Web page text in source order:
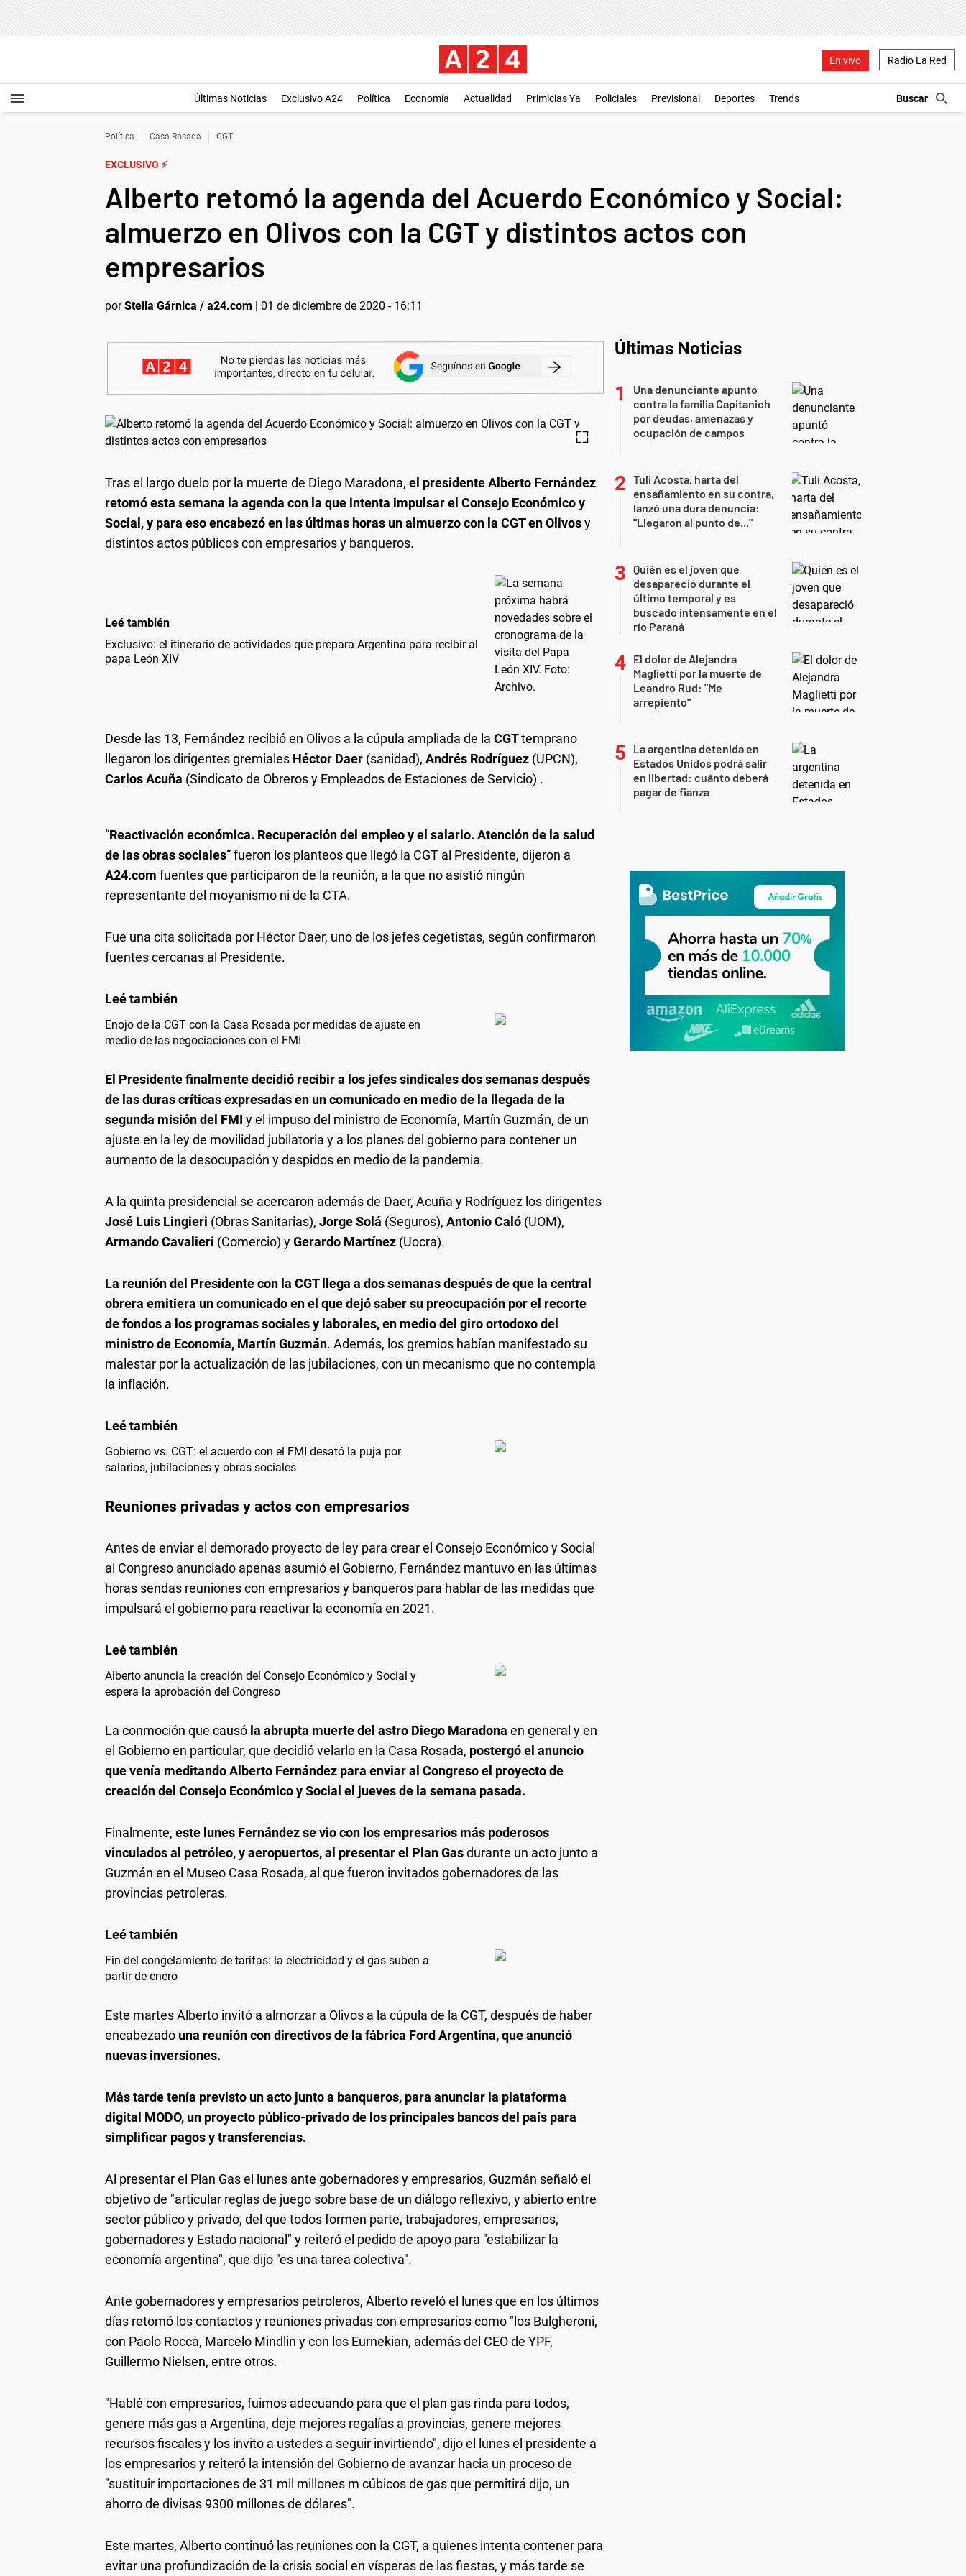
En vivo Radio La Red
Últimas Noticias Exclusivo A24 Política Economía Actualidad Primicias Ya Policiales Previsional Deportes Trends
Política Casa Rosada CGT
EXCLUSIVO ⚡
Alberto retomó la agenda del Acuerdo Económico y Social:
almuerzo en Olivos con la CGT y distintos actos con
empresarios
porStella Gárnica / a24.com | 01 de diciembre de 2020 - 16:11
Tras el largo duelo por la muerte de Diego Maradona, el presidente Alberto Fernández
retomó esta semana la agenda con la que intenta impulsar el Consejo Económico y
Social, y para eso encabezó en las últimas horas un almuerzo con la CGT en Olivosy
distintos actos públicos con empresarios y banqueros.
Leé también
Exclusivo: el itinerario de actividades que prepara Argentina para recibir al
papa León XIV
Desde las 13, Fernández recibió en Olivos a la cúpula ampliada de la CGTtemprano
llegaron los dirigentes gremiales Héctor Daer (sanidad), Andrés Rodríguez (UPCN),
Carlos Acuña (Sindicato de Obreros y Empleados de Estaciones de Servicio) .
“Reactivación económica. Recuperación del empleo y el salario. Atención de la salud
de las obras sociales” fueron los planteos que llegó la CGT al Presidente, dijeron a
A24.com fuentes que participaron de la reunión, a la que no asistió ningún
representante del moyanismo ni de la CTA.
Fue una cita solicitada por Héctor Daer, uno de los jefes cegetistas, según confirmaron
fuentes cercanas al Presidente.
Enojo de la CGT con la Casa Rosada por medidas de ajuste en
medio de las negociaciones con el FMI
El Presidente finalmente decidió recibir a los jefes sindicales dos semanas después
de las duras críticas expresadas en un comunicado en medio de la llegada de la
segunda misión del FMI y el impuso del ministro de Economía, Martín Guzmán, de un
ajuste en la ley de movilidad jubilatoria y a los planes del gobierno para contener un
aumento de la desocupación y despidos en medio de la pandemia.
A la quinta presidencial se acercaron además de Daer, Acuña y Rodríguez los dirigentes
José Luis Lingieri (Obras Sanitarias), Jorge Solá (Seguros), Antonio Caló (UOM),
Armando Cavalieri (Comercio) yGerardo Martínez (Uocra).
La reunión del Presidente con la CGT llega a dos semanas después de que la central
obrera emitiera un comunicado en el que dejó saber su preocupación por el recorte
de fondos a los programas sociales y laborales, en medio del giro ortodoxo del
ministro de Economía, Martín Guzmán. Además, los gremios habían manifestado su
malestar por la actualización de las jubilaciones, con un mecanismo que no contempla
la inflación.
Gobierno vs. CGT: el acuerdo con el FMI desató la puja por
salarios, jubilaciones y obras sociales
Reuniones privadas y actos con empresarios
Antes de enviar el demorado proyecto de ley para crear el Consejo Económico y Social
al Congreso anunciado apenas asumió el Gobierno, Fernández mantuvo en las últimas
horas sendas reuniones con empresarios y banqueros para hablar de las medidas que
impulsará el gobierno para reactivar la economía en 2021.
Alberto anuncia la creación del Consejo Económico y Social y
espera la aprobación del Congreso
La conmoción que causó la abrupta muerte del astro Diego Maradona en general y en
el Gobierno en particular, que decidió velarlo en la Casa Rosada, postergó el anuncio
que venía meditando Alberto Fernández para enviar al Congreso el proyecto de
creación del Consejo Económico y Social el jueves de la semana pasada.
Finalmente, este lunes Fernández se vio con los empresarios más poderosos
vinculados al petróleo, y aeropuertos, al presentar el Plan Gasdurante un acto junto a
Guzmán en el Museo Casa Rosada, al que fueron invitados gobernadores de las
provincias petroleras.
Fin del congelamiento de tarifas: la electricidad y el gas suben a
partir de enero
Este martes Alberto invitó a almorzar a Olivos a la cúpula de la CGT, después de haber
encabezado una reunión con directivos de la fábrica Ford Argentina, que anunció
nuevas inversiones.
Más tarde tenía previsto un acto junto a banqueros, para anunciar la plataforma
digital MODO, un proyecto público-privado de los principales bancos del país para
simplificar pagos y transferencias.
Al presentar el Plan Gas el lunes ante gobernadores y empresarios, Guzmán señaló el
objetivo de "articular reglas de juego sobre base de un diálogo reflexivo, y abierto entre
sector público y privado, del que todos formen parte, trabajadores, empresarios,
gobernadores y Estado nacional" y reiteró el pedido de apoyo para "estabilizar la
economía argentina", que dijo "es una tarea colectiva".
Ante gobernadores y empresarios petroleros, Alberto reveló el lunes que en los últimos
días retomó los contactos y reuniones privadas con empresarios como "los Bulgheroni,
con Paolo Rocca, Marcelo Mindlin y con los Eurnekian, además del CEO de YPF,
Guillermo Nielsen, entre otros.
"Hablé con empresarios, fuimos adecuando para que el plan gas rinda para todos,
genere más gas a Argentina, deje mejores regalías a provincias, genere mejores
recursos fiscales y los invito a ustedes a seguir invirtiendo", dijo el lunes el presidente a
los empresarios y reiteró la intensión del Gobierno de avanzar hacia un proceso de
"sustituir importaciones de 31 mil millones m cúbicos de gas que permitirá dijo, un
ahorro de divisas 9300 millones de dólares".
Este martes, Alberto continuó las reuniones con la CGT, a quienes intenta contener para
evitar una profundización de la crisis social en vísperas de las fiestas, y más tarde se
Últimas Noticias
Una denunciante apuntó
contra la familia Capitanich
por deudas, amenazas y
ocupación de campos
Tuli Acosta, harta del
ensañamiento en su contra,
lanzó una dura denuncia:
"Llegaron al punto de..."
Quién es el joven que
desapareció durante el
último temporal y es
buscado intensamente en el
río Paraná
El dolor de Alejandra
Maglietti por la muerte de
Leandro Rud: "Me
arrepiento"
La argentina detenida en
Estados Unidos podrá salir
en libertad: cuánto deberá
pagar de fianza